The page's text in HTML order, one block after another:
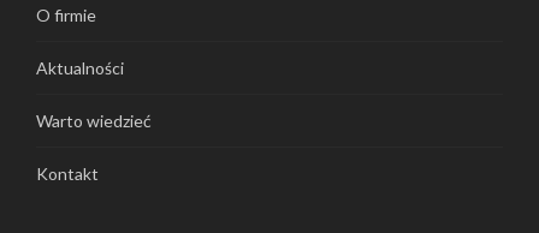
O firmie
Aktualności
Warto wiedzieć
Kontakt